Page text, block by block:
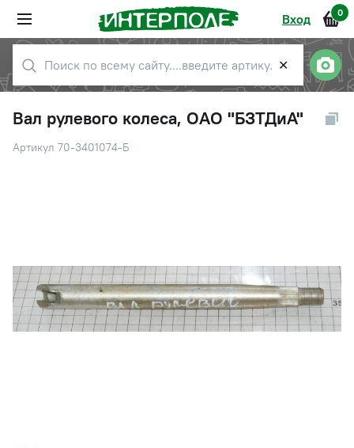
Вход 0
✕
Вал рулевого колеса, ОАО "БЗТДиА"
Артикул 70-3401074-Б